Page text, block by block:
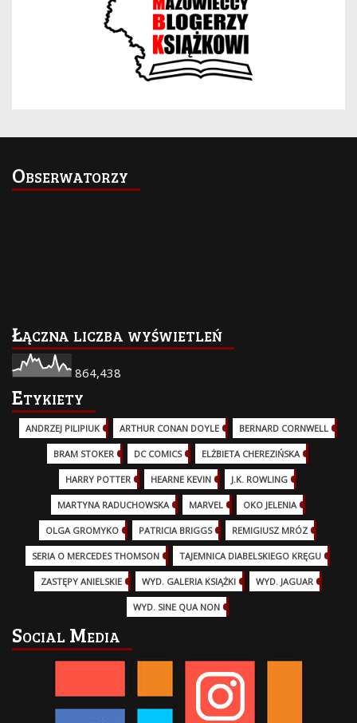
Obserwatorzy
Łączna liczba wyświetleń
864,438
Etykiety
ANDRZEJ PILIPIUK (29)ARTHUR CONAN DOYLE BERNARD CORNWELL
BRAM STOKER DC COMICS (17)ELŻBIETA CHEREZIŃSKA
HARRY POTTER (13)HEARNE KEVIN J.K. ROWLING
MARTYNA RADUCHOWSKA MARVEL (32)OKO JELENIA
OLGA GROMYKO PATRICIA BRIGGS (12)REMIGIUSZ MRÓZ
SERIA O MERCEDES THOMSON (11)TAJEMNICA DIABELSKIEGO KRĘGU
ZASTĘPY ANIELSKIE WYD. GALERIA KSIĄŻKI WYD. JAGUAR
WYD. SINE QUA NON
Social Media